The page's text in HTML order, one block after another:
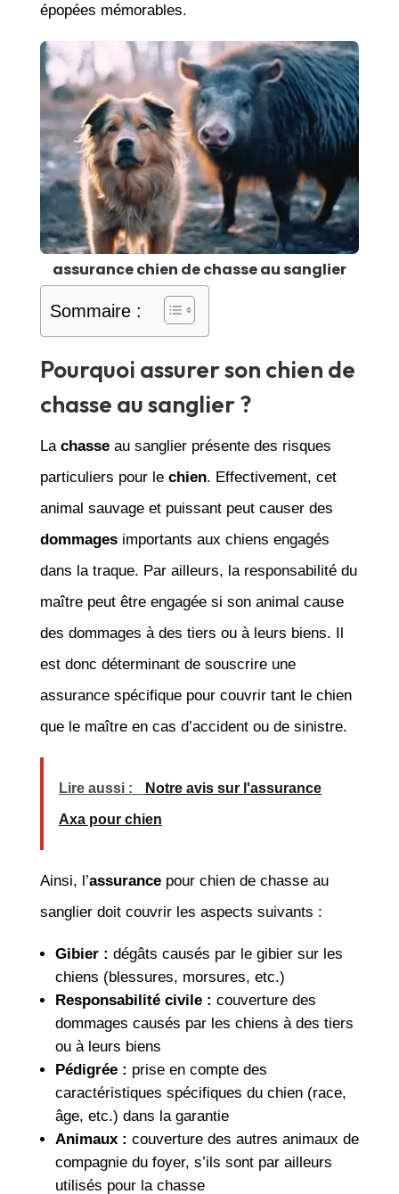
épopées mémorables.
assurance chien de chasse au sanglier
Sommaire :
Pourquoi assurer son chien de
chasse au sanglier ?
La chasseau sanglier présente des risques
particuliers pour le chien. Effectivement, cet
animal sauvage et puissant peut causer des
dommagesimportants aux chiens engagés
dans la traque. Par ailleurs, la responsabilité du
maître peut être engagée si son animal cause
des dommages à des tiers ou à leurs biens. Il
est donc déterminant de souscrire une
assurance spécifique pour couvrir tant le chien
que le maître en cas d’accident ou de sinistre.
Lire aussi : Notre avis sur l'assurance
Axa pour chien
Ainsi, l’assurancepour chien de chasse au
sanglier doit couvrir les aspects suivants :
Gibier : dégâts causés par le gibier sur les
chiens (blessures, morsures, etc.)
Responsabilité civile : couverture des
dommages causés par les chiens à des tiers
ou à leurs biens
Pédigrée : prise en compte des
caractéristiques spécifiques du chien (race,
âge, etc.) dans la garantie
Animaux : couverture des autres animaux de
compagnie du foyer, s’ils sont par ailleurs
utilisés pour la chasse